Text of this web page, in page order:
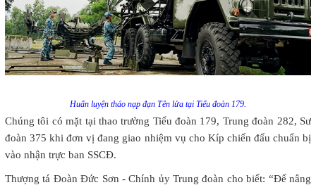
Huấn luyện tháo nạp đạn Tên lửa tại Tiểu đoàn 179.
Chúng tôi có mặt tại thao trường Tiểu đoàn 179, Trung đoàn 282, Sư
đoàn 375 khi đơn vị đang giao nhiệm vụ cho Kíp chiến đấu chuẩn bị
vào nhận trực ban SSCĐ.
Thượng tá Đoàn Đức Sơn - Chính ủy Trung đoàn cho biết: “Để nâng